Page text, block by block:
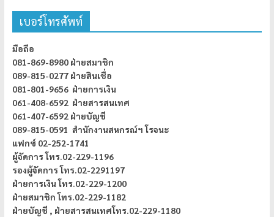
เบอร์โทรศัพท์
มือถือ
081-869-8980 ฝ่ายสมาชิก
089-815-0277 ฝ่ายสินเชื่อ
081-801-9656 ฝ่ายการเงิน
061-408-6592 ฝ่ายสารสนเทศ
061-407-6592 ฝ่ายบัญชี
089-815-0591 สำนักงานสหกรณ์ฯ โรจนะ
แฟกซ์ 02-252-1741
ผู้จัดการโทร.02-229-1196
รองผู้จัดการ โทร.02-2291197
ฝ่ายการเงิน โทร.02-229-1200
ฝ่ายสมาชิก โทร.02-229-1182
ฝ่ายบัญชี , ฝ่ายสารสนเทศโทร.02-229-1180